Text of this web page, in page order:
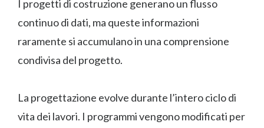
I progetti di costruzione generano un flusso
continuo di dati, ma queste informazioni
raramente si accumulano in una comprensione
condivisa del progetto.
La progettazione evolve durante l’intero ciclo di
vita dei lavori. I programmi vengono modificati per